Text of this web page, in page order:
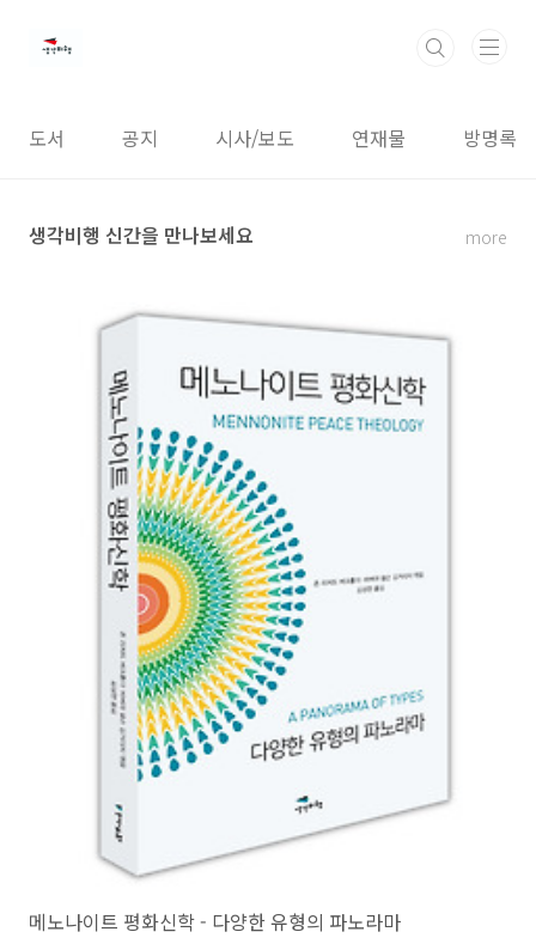
도서 공지 시사/보도 연재물 방명록
생각비행 신간을 만나보세요
메노나이트 평화신학 - 다양한 유형의 파노라마
more